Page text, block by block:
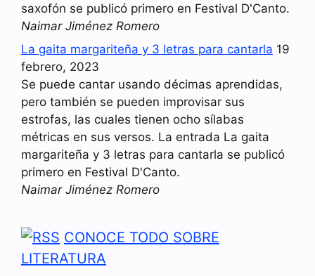
saxofón se publicó primero en Festival D'Canto.
Naimar Jiménez Romero
La gaita margariteña y 3 letras para cantarla 19
febrero, 2023
Se puede cantar usando décimas aprendidas,
pero también se pueden improvisar sus
estrofas, las cuales tienen ocho sílabas
métricas en sus versos. La entrada La gaita
margariteña y 3 letras para cantarla se publicó
primero en Festival D'Canto.
Naimar Jiménez Romero
CONOCE TODO SOBRE
LITERATURA